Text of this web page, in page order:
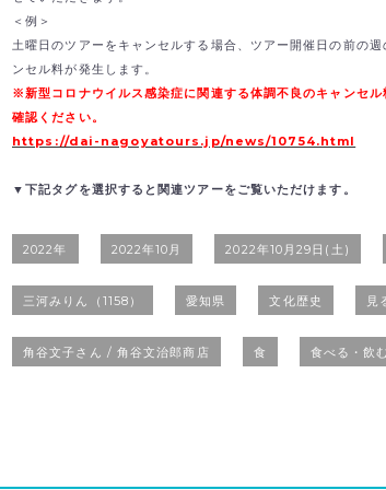
＜例＞
土曜日のツアーをキャンセルする場合、ツアー開催日の前の
ンセル料が発生します。
※新型コロナウイルス感染症に関連する体調不良のキャンセ
確認ください。
https://dai-nagoyatours.jp/news/10754.html
▼下記タグを選択すると関連ツアーをご覧いただけます。
2022年 2022年10月 2022年10月29日(土)
三河みりん（1158） 愛知県 文化歴史 見
角谷文子さん / 角谷文治郎商店 食 食べる・飲む